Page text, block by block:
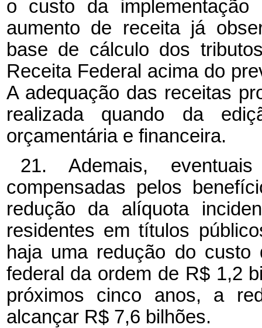
o custo da
aumento de receita já
base de cálculo dos
Receita Federal acima do
A adequação das receitas
realizada quando da
orçamentária e financeira.
21. Ademais,
compensadas pelos
redução da alíquota
residentes em títulos
haja uma redução do custo
federal da ordem de R$ 1,2
próximos cinco anos, a
alcançar R$ 7,6 bilhões.